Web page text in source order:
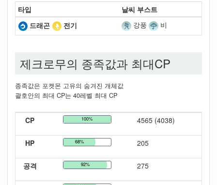
타입
날씨 부스트
드래곤
전기 강풍 비
제크로무의 종족값과 최대CP
종족값은 포켓몬 고유의 숨겨진 개체값
괄호안의 최대 CP는 40레벨 최대 CP
CP 100% 4565 (4038)
HP 68% 205
공격 92% 275